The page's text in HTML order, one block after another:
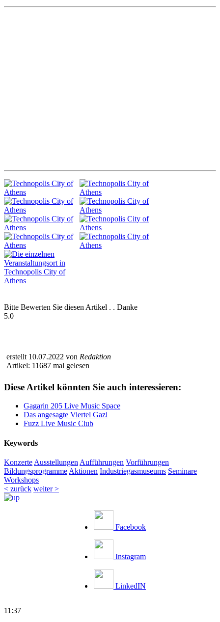
Bitte Bewerten Sie diesen Artikel . . Danke
5.0
erstellt 10.07.2022 von Redaktion
Artikel: 11687 mal gelesen
Diese Artikel könnten Sie auch interessieren:
Gagarin 205 Live Music Space
Das angesagte Viertel Gazi
Fuzz Live Music Club
Keywords
Konzerte Ausstellungen Aufführungen Vorführungen
Bildungsprogramme Aktionen Industriegasmuseums Seminare
Workshops
< zurück weiter >
Facebook
Instagram
LinkedIN
11:37